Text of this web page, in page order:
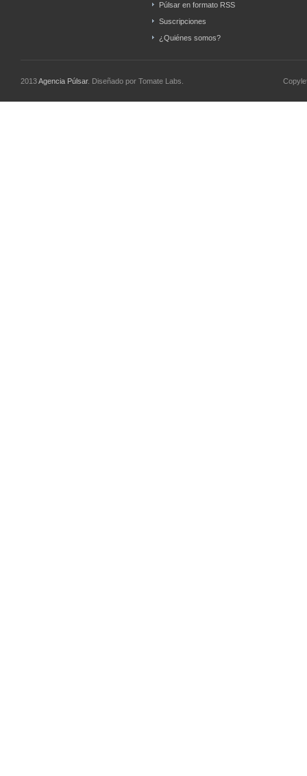
Púlsar en formato RSS
Suscripciones
¿Quiénes somos?
2013Agencia Púlsar. Diseñado por Tomate Labs.